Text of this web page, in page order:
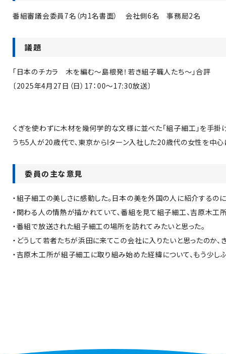
番組審議会委員7名（内1名書面） 会社側6名 事務局2名
議題
「日本のチカラ 木を編む～島根発！若き組子職人たち～」合評
〔2025年4月27日（日）17：00～17:30放送〕
くぎを使わずに木材を幾何学的な文様に並べた「組子細工」を手
うち5人が20歳代で、東京からIターン入社した20歳代の女性を中
委員の主な意見
・組子細工の美しさに感動した。日本の美を外国の人に紹介するのに
・関わる人の情熱が描かれていて、番組を見て組子細工、吉原木工所
・番組で放送された組子細工の場所を訪れてみたいと思った。
・どうして若者たちが浜田に来てこの会社に入りたいと思ったのか、
・吉原木工所が組子細工に取り組み始めた経緯について、もう少し